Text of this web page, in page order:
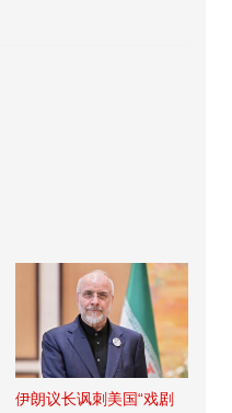
伊朗议长讽刺美国“戏剧